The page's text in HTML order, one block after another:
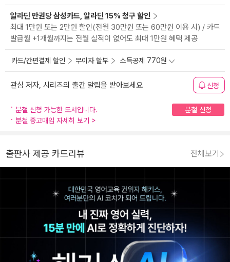
알라딘 만권당 삼성카드, 알라딘 15% 청구 할인
최대 1만원 또는 2만원 할인(전월 30만원 또는 60만원 이용 시) / 카드
발급월 +1개월까지는 전월 실적이 없어도 최대 1만원 혜택 제공
카드/간편결제 할인 무이자 할부 소득공제 770원
관심 저자, 시리즈의 출간 알림을 받아보세요 신청
분철 신청 가능한 도서입니다.
분철 신청
분철 중고매입 자세히 보기 >
출판사 제공 카드리뷰 전체보기